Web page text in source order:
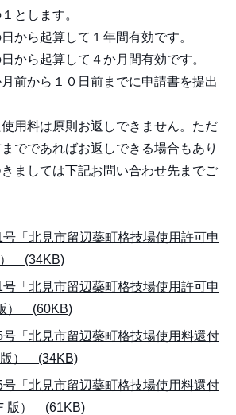
とします。
から起算して１年間有効です。
から起算して４か月間有効です。
前から１０日前までに申請書を提出
使用料は原則お返しできません。ただ
でであればお返しできる場合もあり
ましては下記お問い合わせ先までご
号「北見市留辺蘂町格技場使用許可申
） (34KB)
号「北見市留辺蘂町格技場使用許可申
） (60KB)
号「北見市留辺蘂町格技場使用料還付
版） (34KB)
号「北見市留辺蘂町格技場使用料還付
版） (61KB)